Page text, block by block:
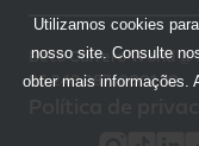
Beto Carrero World
85.248.987/0001-10
Política de
Utilizamos cookies
nosso site. Consulte
obter mais informações.